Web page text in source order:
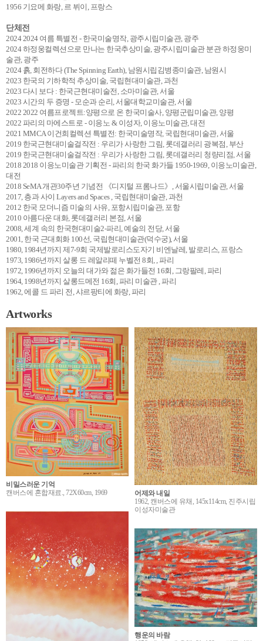
1956 기요메 화랑, 르 뷔이, 프랑스
단체전
2024 2024 여름 특별전 - 한국미술명작, 광주시립미술관, 광주
2024 하정웅컬렉션으로 만나는 한국추상미술, 광주시립미술관 분관 하정웅미
술관, 광주
2024 흙, 회전하다 (The Spinning Earth), 남원시립김병종미술관, 남원시
2023 한국의 기하학적 추상미술, 국립현대미술관, 과천
2023 다시 보다 : 한국근현대미술전, 소마미술관, 서울
2023 시간의 두 증명 - 모순과 순리, 서울대학교미술관, 서울
2022 2022 여름프로젝트:양평으로 온 한국미술사, 양평군립미술관, 양평
2022 파리의 마에스트로 - 이응노 & 이성자, 이응노미술관, 대전
2021 MMCA 이건희컬렉션 특별전: 한국미술명작, 국립현대미술관, 서울
2019 한국근현대미술걸작전 : 우리가 사랑한 그림, 롯데갤러리 광복점, 부산
2019 한국근현대미술걸작전 : 우리가 사랑한 그림, 롯데갤러리 청량리점, 서울
2018 2018 이응노미술관 기획전 - 파리의 한국 화가들 1950-1969, 이응노미술관,
대전
2018 SeMA 개관30주년 기념전 《디지털 프롬나드》, 서울시립미술관, 서울
2017, 층과 사이 Layers and Spaces , 국립현대미술관, 과천
2012 한국 모더니즘 미술의 사유, 포항시립미술관, 포항
2010 아름다운 대화, 롯데갤러리 본점, 서울
2008, 세계 속의 한국현대미술2-파리, 예술의 전당, 서울
2001, 한국 근대회화 100선, 국립현대미술관(덕수궁), 서울
1980, 1984년까지 제7-9회 국제발로리스도자기 비엔날레, 발로리스, 프랑스
1973, 1986년까지 살롱 드 레알리떼 누벨전 8회, , 파리
1972, 1996년까지 오늘의 대가와 젊은 화가들전 16회, 그랑팔레, 파리
1964, 1998년까지 살롱드메전 16회, 파리 미술관 , 파리
1962, 에콜 드 파리 전, 샤르팡티에 화랑, 파리
Artworks
비밀스러운 기억
캔버스에 혼합재료., 72X60cm, 1969
어제와 내일
1962, 캔버스에 유채, 145x114cm, 진주시립
이성자미술관
행운의 바람